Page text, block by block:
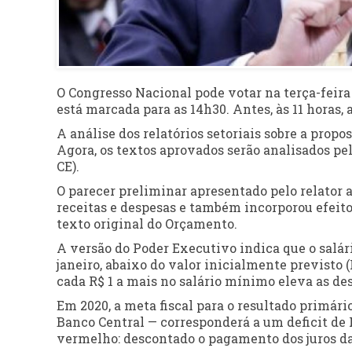
O Congresso Nacional pode votar na terça-
está marcada para as 14h30. Antes, às 11 horas,
A análise dos relatórios setoriais sobre a
Agora, os textos aprovados serão analisados
CE).
O parecer preliminar apresentado pelo relator
receitas e despesas e também incorporou
texto original do Orçamento.
A versão do Poder Executivo indica que o
janeiro, abaixo do valor inicialmente previsto
cada R$ 1 a mais no salário mínimo eleva as
Em 2020, a meta fiscal para o resultado
Banco Central — corresponderá a um deficit de
vermelho: descontado o pagamento dos juros